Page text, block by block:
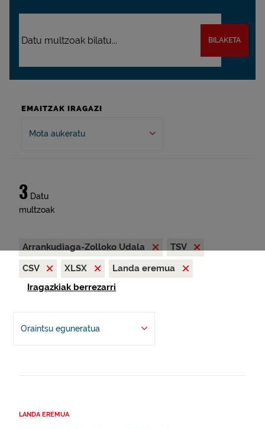
BILAKETA
EMAITZAK IRAGAZI
Mota aukeratu
3 Datu
multzoak
Arrankudiaga-Zolloko Udala
TSV
CSV
XLSX
Landa eremua
Iragazkiak berrezarri
Oraintsu eguneratua
LANDA EREMUA